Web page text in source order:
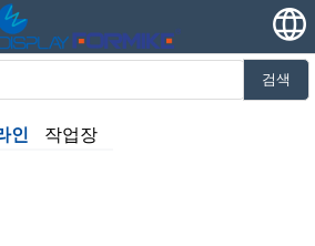
검색
인 작업장